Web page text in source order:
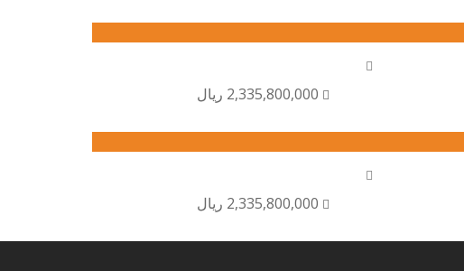
2,335,800,000 ریال
2,335,800,000 ریال